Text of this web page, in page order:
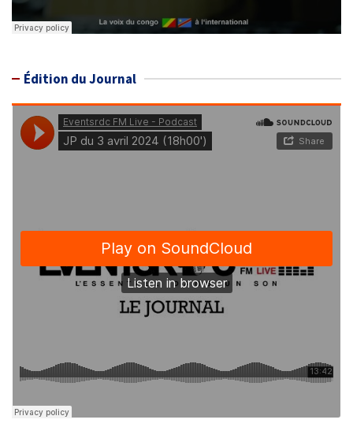
Édition du Journal